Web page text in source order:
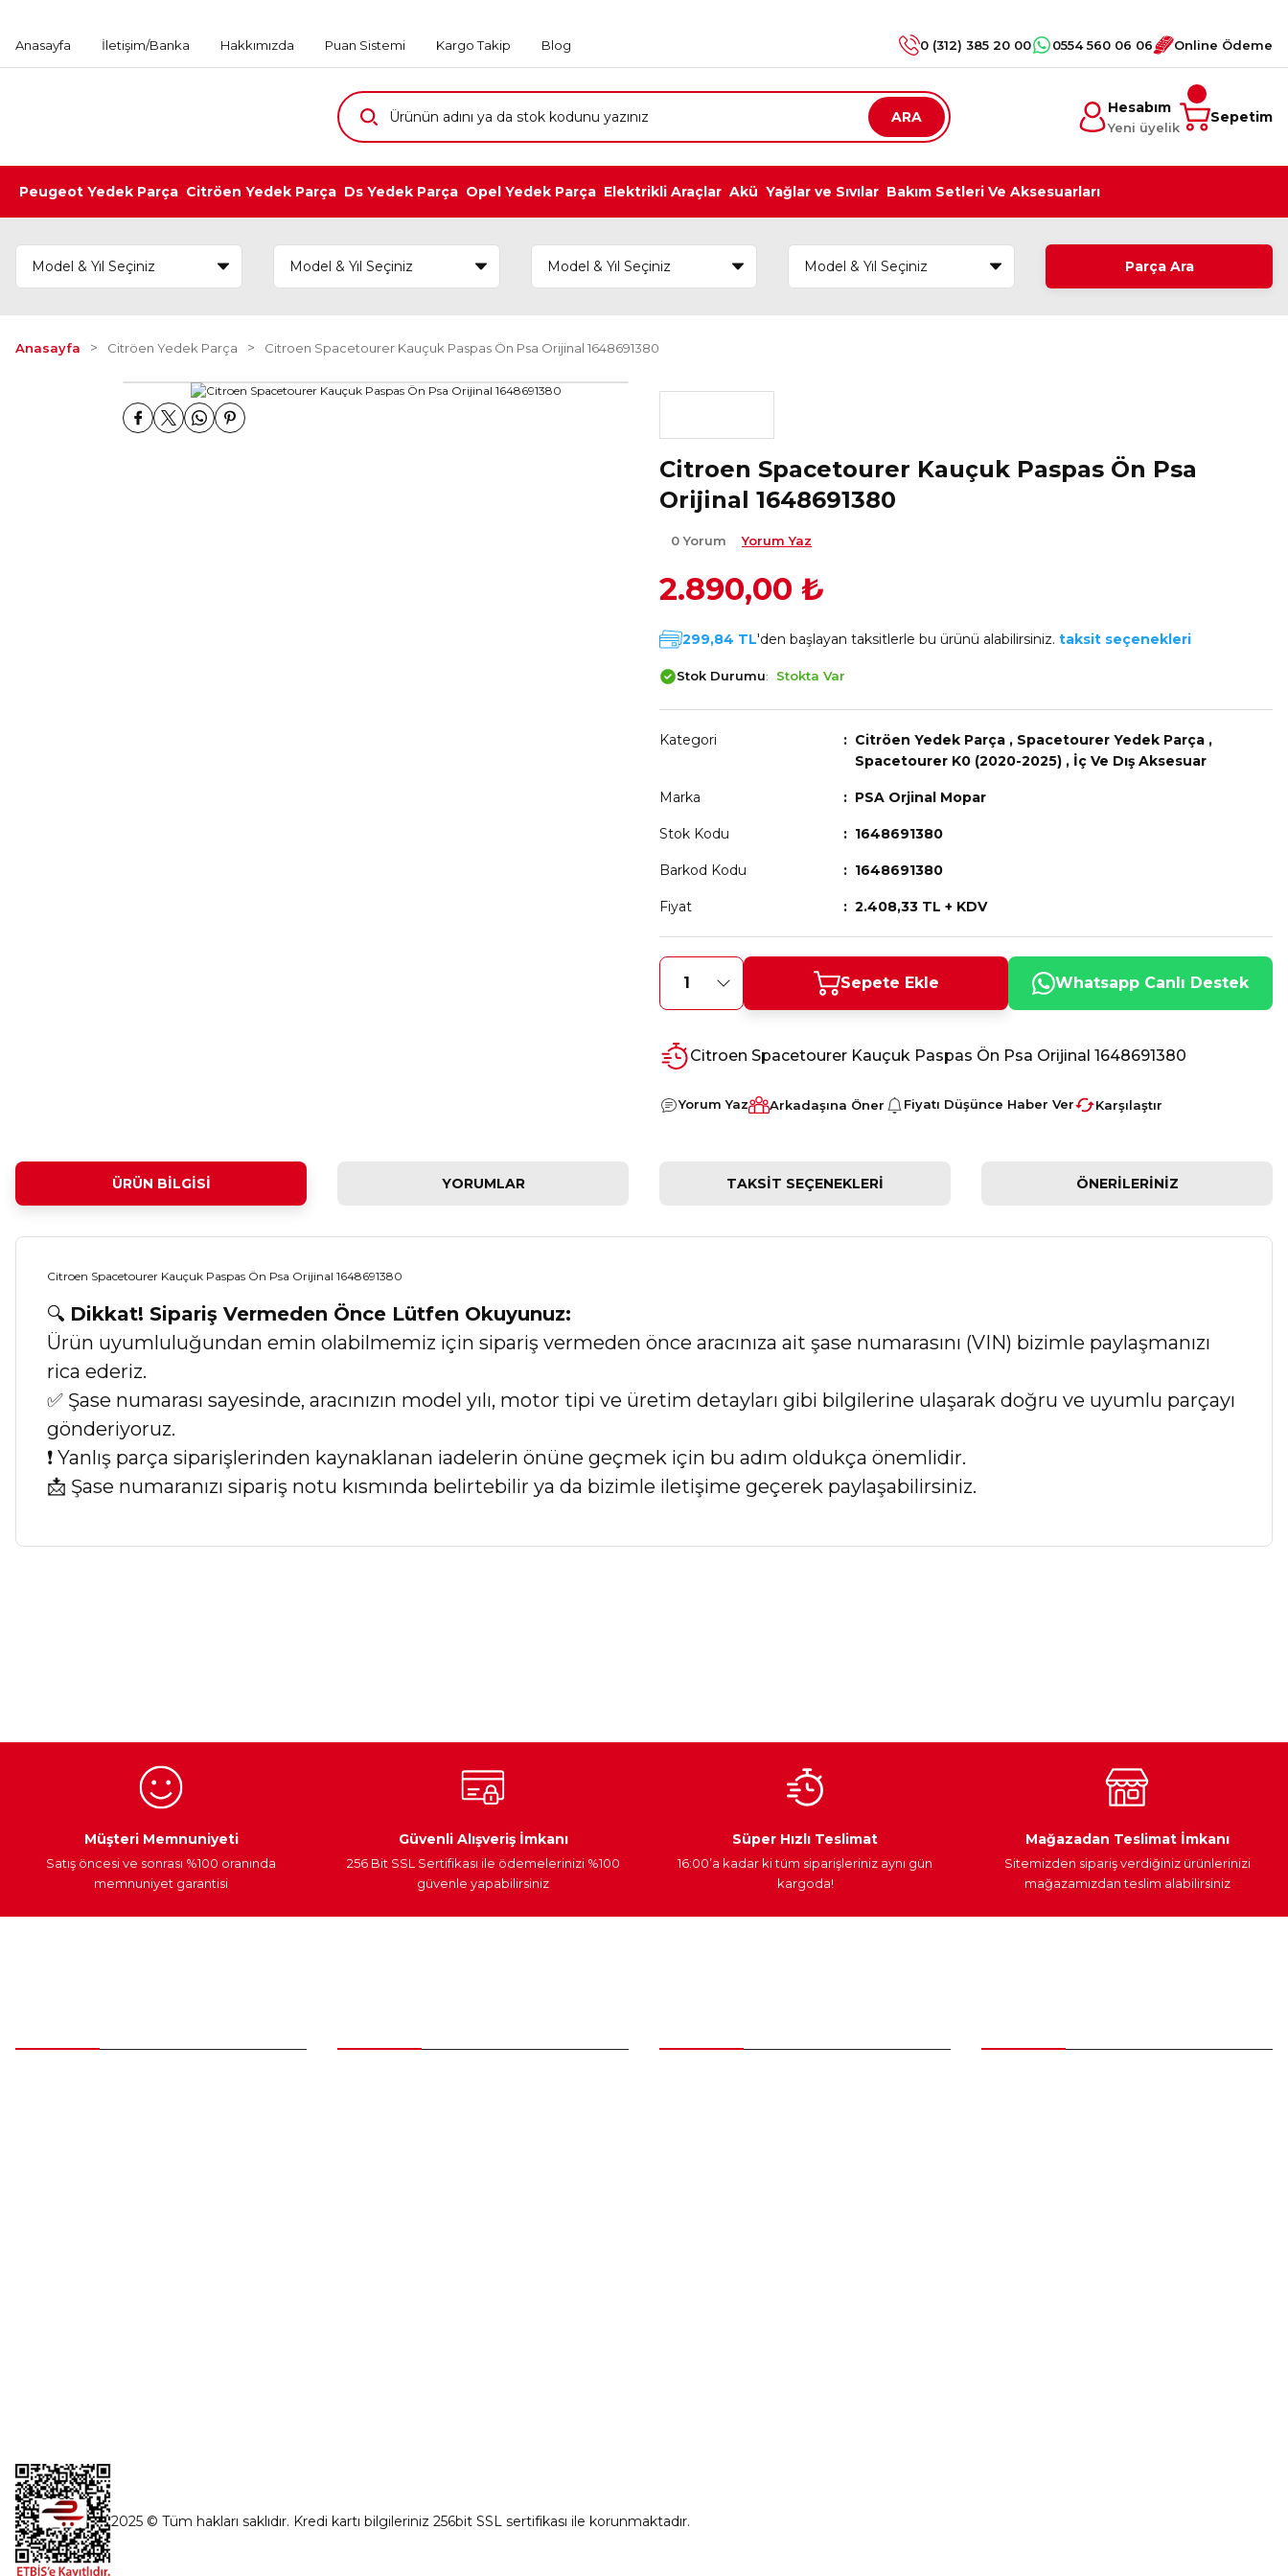
Anasayfa İletişim/Banka Hakkımızda Puan Sistemi Kargo Takip Blog 0 (312) 385 20 00 0554 560 06 06 Online Ödeme
ARA
Hesabım
Yeni üyelik
Sepetim
Peugeot Yedek Parça Citröen Yedek Parça Ds Yedek Parça Opel Yedek Parça Elektrikli Araçlar Akü Yağlar ve Sıvılar Bakım Setleri Ve Aksesuarları
Parça Ara
Anasayfa Citröen Yedek Parça Citroen Spacetourer Kauçuk Paspas Ön Psa Orijinal 1648691380
Citroen Spacetourer Kauçuk Paspas Ön Psa
Orijinal 1648691380
0 Yorum Yorum Yaz
2.890,00 ₺
299,84 TL'den başlayan taksitlerle bu ürünü alabilirsiniz. taksit seçenekleri
Stok Durumu Stokta Var
Kategori Citröen Yedek Parça , Spacetourer Yedek Parça ,
Spacetourer K0 (2020-2025) , İç Ve Dış Aksesuar
Marka PSA Orjinal Mopar
Stok Kodu 1648691380
Barkod Kodu 1648691380
Fiyat 2.408,33 TL + KDV
Sepete Ekle Whatsapp Canlı Destek
Citroen Spacetourer Kauçuk Paspas Ön Psa Orijinal 1648691380
Yorum Yaz Arkadaşına Öner Fiyatı Düşünce Haber Ver Karşılaştır
ÜRÜN BILGISI YORUMLAR TAKSIT SEÇENEKLERI ÖNERILERINIZ
Citroen Spacetourer Kauçuk Paspas Ön Psa Orijinal 1648691380
🔍 Dikkat! Sipariş Vermeden Önce Lütfen Okuyunuz:
Ürün uyumluluğundan emin olabilmemiz için sipariş vermeden önce aracınıza ait şase numarasını (VIN) bizimle paylaşmanızı
rica ederiz.
✅ Şase numarası sayesinde, aracınızın model yılı, motor tipi ve üretim detayları gibi bilgilerine ulaşarak doğru ve uyumlu parçayı
gönderiyoruz.
❗ Yanlış parça siparişlerinden kaynaklanan iadelerin önüne geçmek için bu adım oldukça önemlidir.
📩 Şase numaranızı sipariş notu kısmında belirtebilir ya da bizimle iletişime geçerek paylaşabilirsiniz.
Egzoz Sistemi Ateşleme Sistemi Araç Farları Yedek Parça
Müşteri Memnuniyeti
Satış öncesi ve sonrası %100 oranında
memnuniyet garantisi
Güvenli Alışveriş İmkanı
256 Bit SSL Sertifikası ile ödemelerinizi %100
güvenle yapabilirsiniz
Süper Hızlı Teslimat
16:00’a kadar ki tüm siparişleriniz aynı gün
kargoda!
Mağazadan Teslimat İmkanı
Sitemizden sipariş verdiğiniz ürünlerinizi
mağazamızdan teslim alabilirsiniz
2025 © Tüm hakları saklıdır. Kredi kartı bilgileriniz 256bit SSL sertifikası ile korunmaktadır.